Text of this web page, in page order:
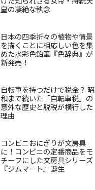
皇の凄絶な執念
日本の四季折々の植物や情景
を描くことに相応しい色を集
めた水彩色鉛筆『色辞典』が
新発売！
自転車を持つだけで税金？ 昭
和まで続いた「自転車税」の
意外な歴史と脱税が横行した
理由
コンビニおにぎりが文房具
に！コンビニの定番商品をモ
チーフにした文房具シリーズ
『ジムマート』誕生